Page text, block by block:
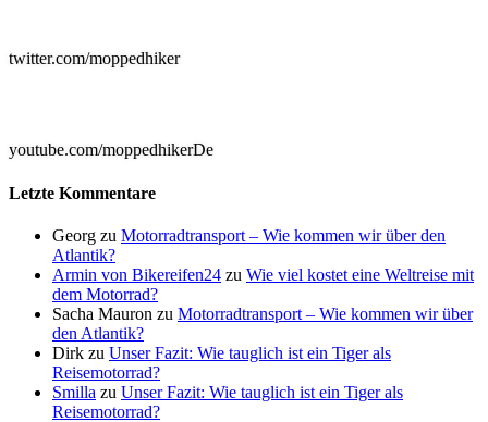
twitter.com/moppedhiker
youtube.com/moppedhikerDe
Letzte Kommentare
Georg zu Motorradtransport – Wie kommen wir über den
Atlantik?
Armin von Bikereifen24 zu Wie viel kostet eine Weltreise mit
dem Motorrad?
Sacha Mauron zu Motorradtransport – Wie kommen wir über
den Atlantik?
Dirk zu Unser Fazit: Wie tauglich ist ein Tiger als
Reisemotorrad?
Smilla zu Unser Fazit: Wie tauglich ist ein Tiger als
Reisemotorrad?